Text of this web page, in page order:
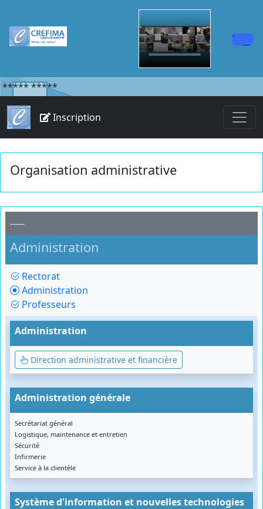
**********
Inscription
Organisation administrative
-----
Administration
Rectorat
Administration
Professeurs
Administration
Direction administrative et financière
Administration générale
Secrétariat général
Logistique, maintenance et entretien
Sécurité
Infirmerie
Service à la clientèle
Système d'information et nouvelles technologies